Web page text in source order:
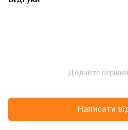
Додайте перший
Написати